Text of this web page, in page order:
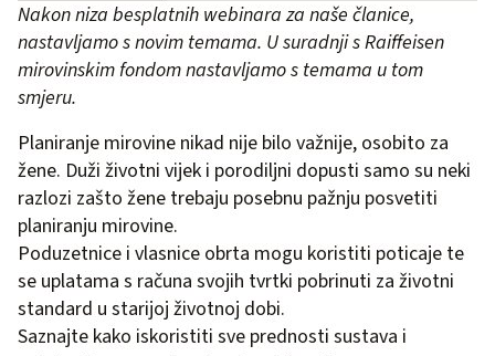
Nakon niza besplatnih webinara za naše članice,
nastavljamo s novim temama. U suradnji sRaiffeisen
mirovinskim fondomnastavljamo s temama u tom
smjeru.
Planiranje mirovine nikad nije bilo važnije, osobito za
žene. Duži životni vijek i porodiljni dopusti samo su neki
razlozi zašto žene trebaju posebnu pažnju posvetiti
planiranju mirovine.
Poduzetnice i vlasnice obrta mogu koristiti poticaje te
se uplatama s računa svojih tvrtki pobrinuti za životni
standard u starijoj životnoj dobi.
Saznajte kako iskoristiti sve prednosti sustava i